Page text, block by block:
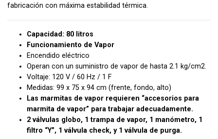
fabricación con máxima estabilidad térmica.
Capacidad: 80 litros
Funcionamiento de Vapor
Encendido eléctrico
Operan con un suministro de vapor de hasta 2.1 kg/cm2.
Voltaje: 120 V / 60 Hz / 1 F
Medidas: 99 x 75 x 94 cm (frente, fondo, alto)
Las marmitas de vapor requieren “accesorios para
marmita de vapor” para trabajar adecuadamente.
2 válvulas globo, 1 trampa de vapor, 1 manómetro, 1
filtro “Y”, 1 válvula check, y 1 válvula de purga.